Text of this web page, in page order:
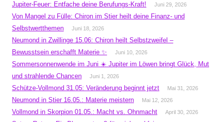
Jupiter-Feuer: Entfache deine Berufungs-Kraft!
Juni 29, 2026
Von Mangel zu Fülle: Chiron im Stier heilt deine Finanz- und
Selbstwertthemen
Juni 18, 2026
Neumond in Zwillinge 15.06: Chiron heilt Selbstzweifel –
Bewusstsein erschafft Materie ✨
Juni 10, 2026
Sommersonnenwende im Juni ☀️ Jupiter im Löwen bringt Glück, Mut
und strahlende Chancen
Juni 1, 2026
Schütze-Vollmond 31.05: Veränderung beginnt jetzt Mai 31, 2026
Neumond in Stier 16.05.: Materie meistern Mai 12, 2026
Vollmond in Skorpion 01.05.: Macht vs. Ohnmacht April 30, 2026